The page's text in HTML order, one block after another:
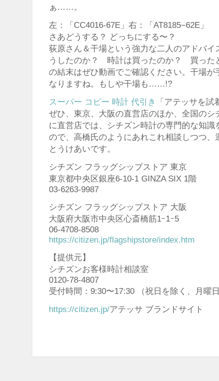
ぁ……。
左：「CC4016-67E」右：「AT8185−62E」
さあどうする？ どっちにする〜？
荻原さん＆干場という強力な二人のアドバ
うしたのか？ 時計は買ったのか？ 買った
の結末はぜひ動画でご確認ください。干場
なりますね。もしや干場も……!?
スーパー コピー 時計 代引き
「アテッサを
ぜひ、東京、大阪の直営店のほか、全国の
に直営店では、シチズン時計の専門的な知
ので、高橋氏のようにあれこれ相談しつつ
とうけあいです。
シチズン フラッグシップストア 東京
東京都中央区銀座6-10-1 GINZA SIX 1階
03-6263-9987
シチズン フラッグシップストア 大阪
大阪府大阪市中央区心斎橋筋1ｰ1ｰ5
06-4708-8508
https://citizen.jp/flagshipstore/index.htm
【提供元】
シチズンお客様時計相談室
0120-78-4807
受付時間：9:30〜17:30 （祝日を除く、月曜
https://citizen.jp/アテッサ ブランドサイト